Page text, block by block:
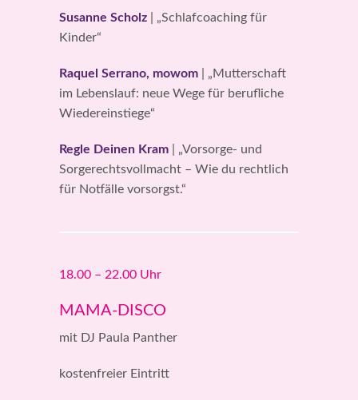
Susanne Scholz | „Schlafcoaching für
Kinder“
Raquel Serrano, mowom | „Mutterschaft
im Lebenslauf: neue Wege für berufliche
Wiedereinstiege“
Regle Deinen Kram | „Vorsorge- und
Sorgerechtsvollmacht – Wie du rechtlich
für Notfälle vorsorgst.“
18.00 – 22.00 Uhr
MAMA-DISCO
mit DJ Paula Panther
kostenfreier Eintritt